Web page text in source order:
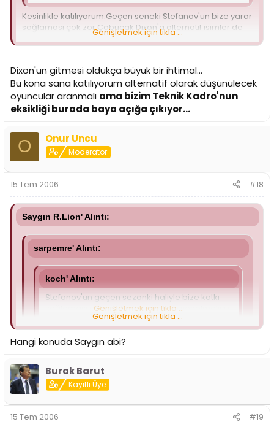
Kesinlikle katılıyorum.Geçen seneki Stefanov'un bize yarar
sağlaması çok zor.Çabucak Dixon'a alternatif isimler de
bulmaya başlayıp piyasaları yükselmeden bu oyuncularla
görüşmek gerekiyor.
Genişletmek için tıkla ...
Dixon'un gitmesi oldukça büyük bir ihtimal...
Bu kona sana katılıyorum alternatif olarak düşünülecek
oyuncular aranmalı ama bizim Teknik Kadro'nun
eksikliği burada baya açığa çıkıyor...
O Onur Uncu
Moderator
15 Tem 2006 #18
Saygın R.Lion' Alıntı:
sarpemre' Alıntı:
koch' Alıntı:
Stefanov'un geçen sezonki haliyle bize katkı
sağlaması çok zor.Başka isimlere yönelmeliyiz.
Genişletmek için tıkla ...
Kesinlikle katılıyorum.Geçen seneki Stefanov'un bize
yarar sağlaması çok zor.Çabucak Dixon'a alternatif
yükselmeden bu oyuncularla görüşmek gerekiyor.
Genişletmek için tıkla ...
Dixon'un gitmesi oldukça büyük bir ihtimal...
Bu kona sana katılıyorum alternatif olarak düşünülecek
oyuncular aranmalıama bizim Teknik Kadro'nun
eksikliği burada baya açığa çıkıyor...
Genişletmek için tıkla ...
Hangi konuda Saygın abi?
Burak Barut
Kayıtlı Üye
15 Tem 2006 #19